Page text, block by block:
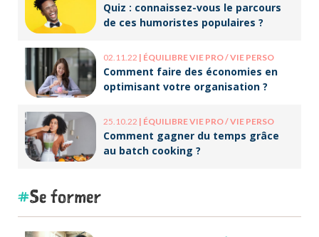
Quiz : connaissez-vous le parcours
de ces humoristes populaires ?
02.11.22 | ÉQUILIBRE VIE PRO / VIE PERSO
Comment faire des économies en
optimisant votre organisation ?
25.10.22 | ÉQUILIBRE VIE PRO / VIE PERSO
Comment gagner du temps grâce
au batch cooking ?
Se former